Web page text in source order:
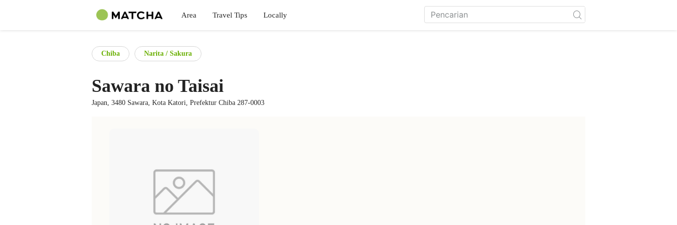
Area Travel Tips Locally
Chiba Narita / Sakura
Sawara no Taisai
Japan, 3480 Sawara, Kota Katori, Prefektur Chiba 287-0003